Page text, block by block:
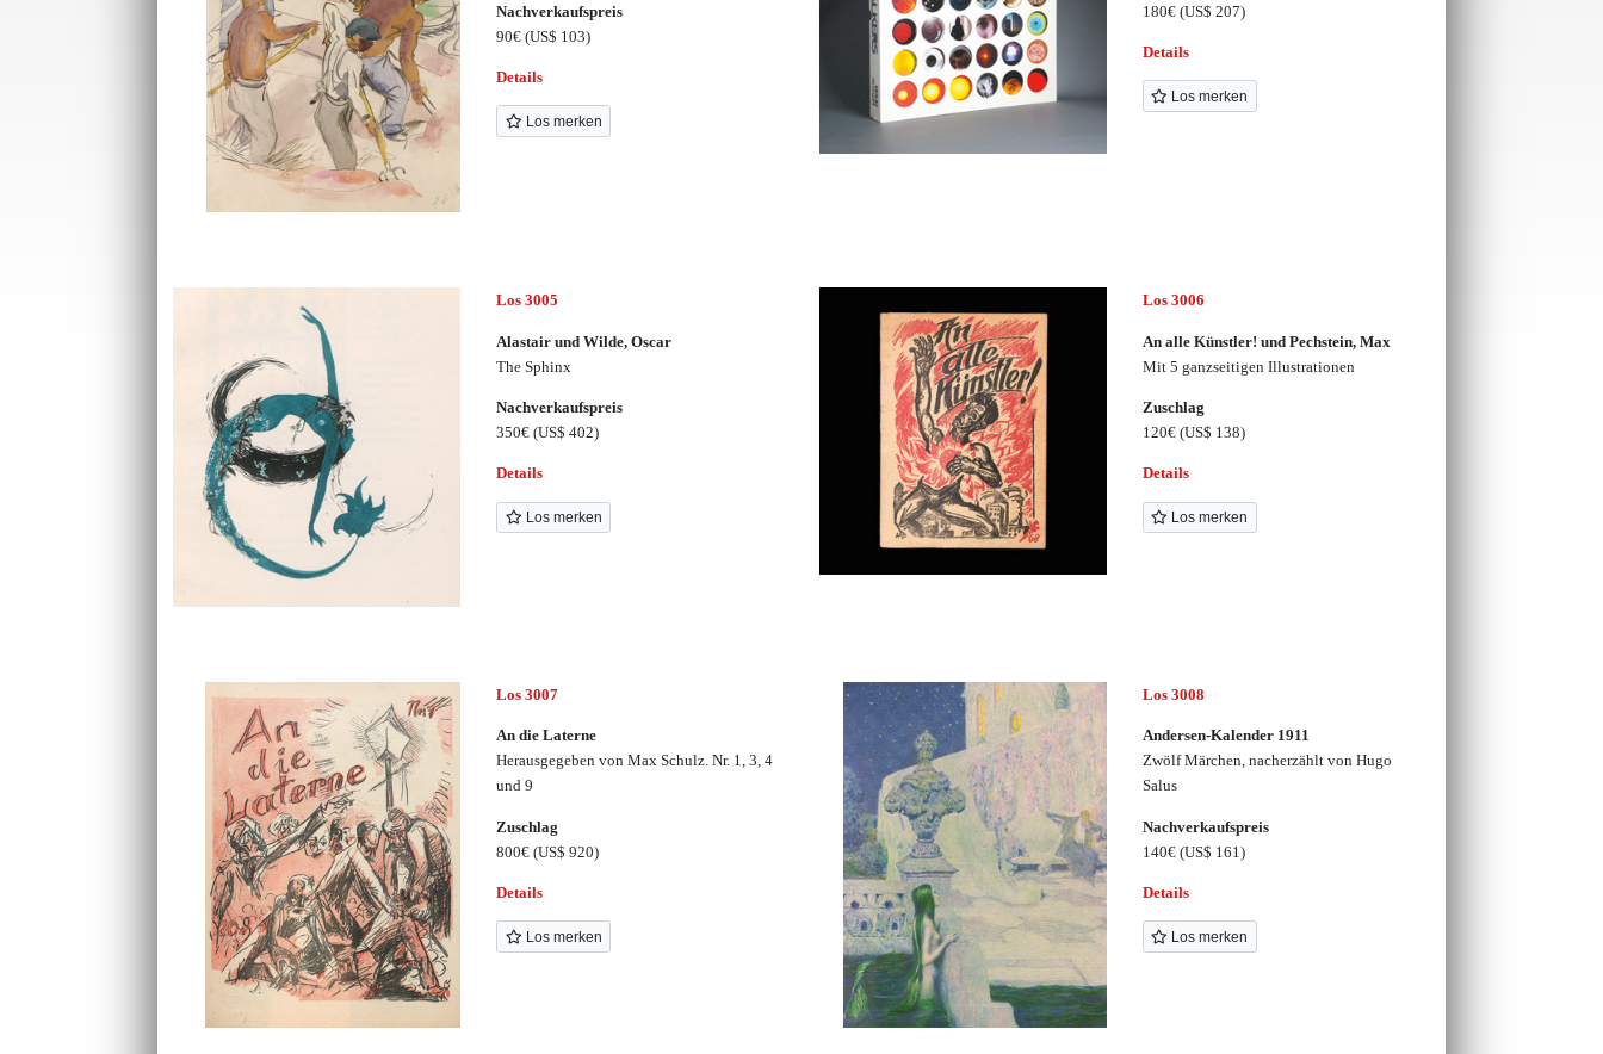
Nachverkaufspreis
90€(US$ 103)
Details
Los merken
180€ (US$ 207)
Details
Los merken
Los 3005
Alastair und Wilde, Oscar
The Sphinx
Nachverkaufspreis
350€(US$ 402)
Details
Los merken
Los 3006
An alle Künstler! und Pechstein, Max
Mit 5 ganzseitigen Illustrationen
Zuschlag
120€ (US$ 138)
Details
Los merken
Los 3007
An die Laterne
Herausgegeben von Max Schulz. Nr. 1, 3, 4
und 9
Zuschlag
800€(US$ 920)
Details
Los merken
Los 3008
Andersen-Kalender 1911
Zwölf Märchen, nacherzählt von Hugo
Salus
Nachverkaufspreis
140€ (US$ 161)
Details
Los merken